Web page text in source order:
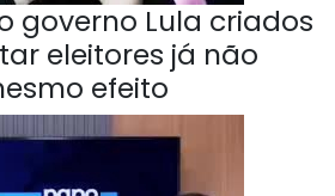
governo Lula criados
eleitores já não
efeito